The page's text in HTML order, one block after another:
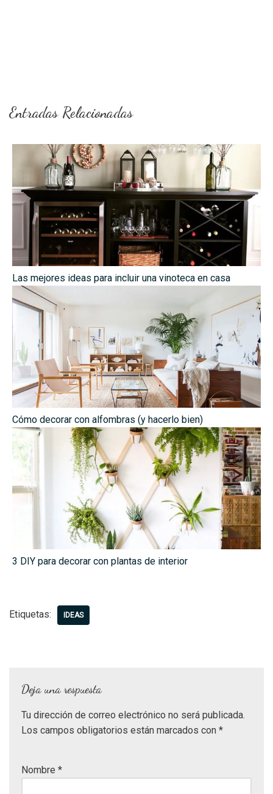
Entradas Relacionadas
Las mejores ideas para incluir una vinoteca en casa
Cómo decorar con alfombras (y hacerlo bien)
3 DIY para decorar con plantas de interior
Etiquetas: IDEAS
Deja una respuesta
Tu dirección de correo electrónico no será publicada.
Los campos obligatorios están marcados con *
Nombre *